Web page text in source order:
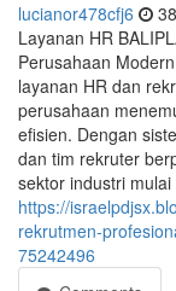
lucianor478cfj6
Layanan HR
Perusahaan
layanan HR dan
perusahaan
efisien. Dengan
dan tim rekruter
sektor industri
https://
rekrutmen-
75242496